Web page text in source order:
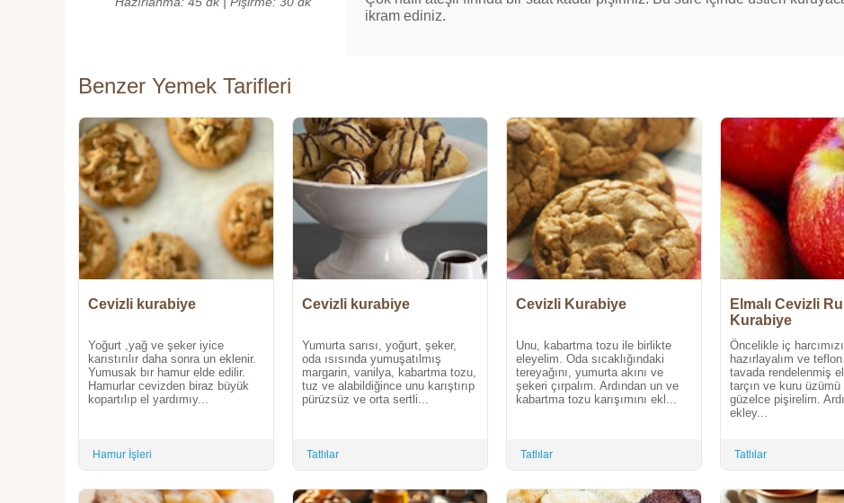
ikram ediniz.
Benzer Yemek Tarifleri
Cevizli kurabiye
Yoğurt ,yağ ve şeker iyice
karıstırılır daha sonra un eklenir.
Yumusak bır hamur elde edilir.
Hamurlar cevizden biraz büyük
kopartılıp el yardımıy...
Hamur İşleri
Cevizli kurabiye
Yumurta sarısı, yoğurt, şeker,
oda ısısında yumuşatılmış
margarin, vanilya, kabartma tozu,
tuz ve alabildiğince unu karıştırıp
pürüzsüz ve orta sertli...
Tatlılar
Cevizli Kurabiye
Unu, kabartma tozu ile birlikte
eleyelim. Oda sıcaklığındaki
tereyağını, yumurta akını ve
şekeri çırpalım. Ardından un ve
kabartma tozu karışımını ekl...
Tatlılar
Elmalı Cevizli
Kurabiye
Öncelikle iç harcımızı
hazırlayalım ve teflon
tavada rendelenmiş
tarçın ve kuru
güzelce pişirelim.
ekley...
Tatlılar